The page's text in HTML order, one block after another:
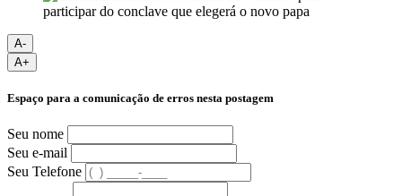
A-
A+
Espaço para a comunicação de erros nesta postagem
Seu nome
Seu e-mail
Seu Telefone